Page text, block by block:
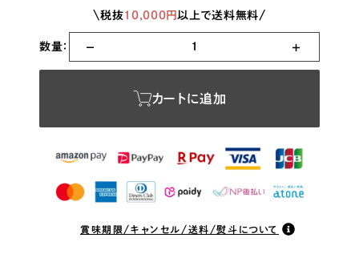
sio
話題のsioやHotel'sを運営する実力派レストラン。
\税抜10,000円以上で送料無料/
数量： 1
カートに追加
賞味期限/キャンセル/送料/熨斗について